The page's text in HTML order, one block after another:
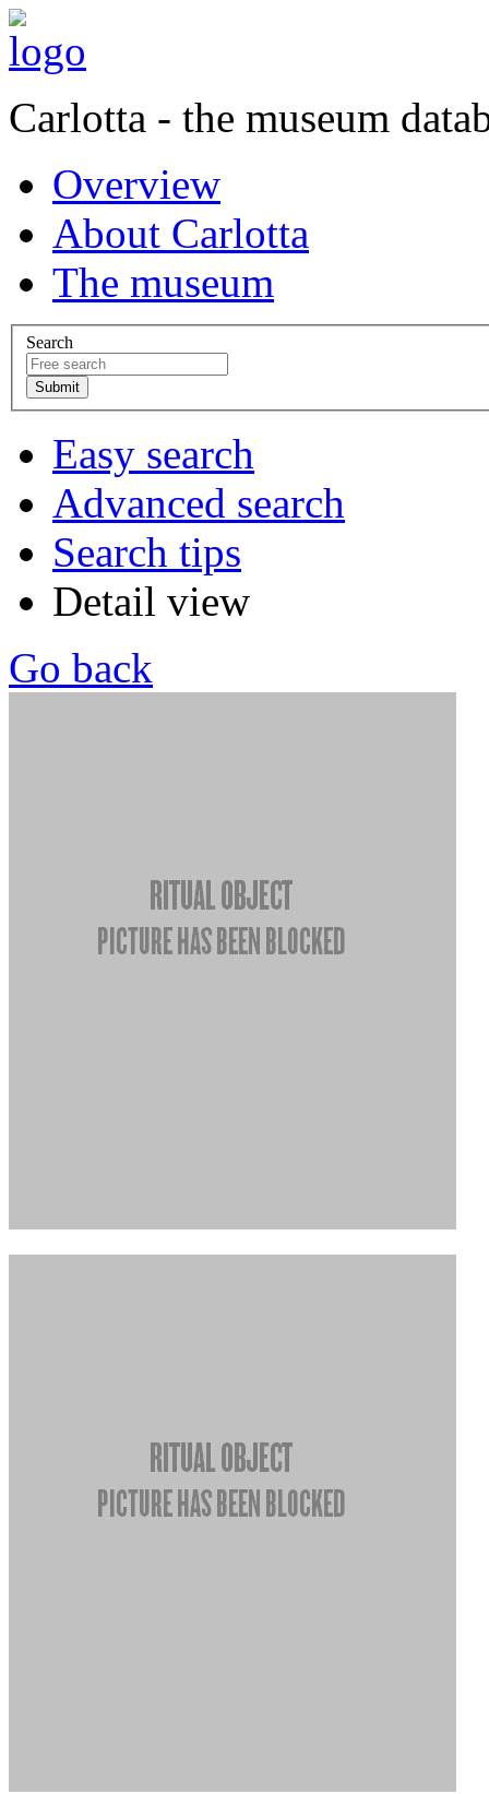
Carlotta - the museum
Overview
About Carlotta
The museum
Search
Easy search
Advanced search
Search tips
Detail view
Go back